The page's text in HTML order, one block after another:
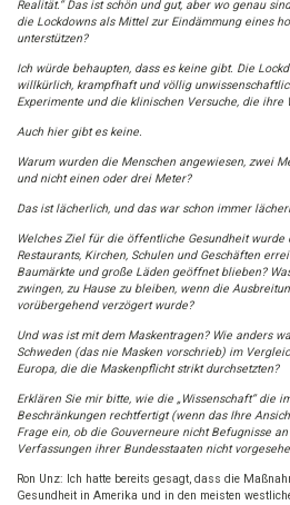
Realität.“ Das ist schön und gut, aber wo genau
die Lockdowns als Mittel zur Eindämmung eines
unterstützen?
Ich würde behaupten, dass es keine gibt. Die
willkürlich, krampfhaft und völlig
Experimente und die klinischen Versuche, die ihre
Auch hier gibt es keine.
Warum wurden die Menschen angewiesen, zwei
und nicht einen oder drei Meter?
Das ist lächerlich, und das war schon immer
Welches Ziel für die öffentliche Gesundheit wurde
Restaurants, Kirchen, Schulen und Geschäften
Baumärkte und große Läden geöffnet blieben?
zwingen, zu Hause zu bleiben, wenn die
vorübergehend verzögert wurde?
Und was ist mit dem Maskentragen? Wie anders
Schweden (das nie Masken vorschrieb) im
Europa, die die Maskenpflicht strikt durchsetzten?
Erklären Sie mir bitte, wie die „Wissenschaft“ die
Beschränkungen rechtfertigt (wenn das Ihre
Frage ein, ob die Gouverneure nicht Befugnisse
Verfassungen ihrer Bundesstaaten nicht
Ron Unz: Ich hatte bereits gesagt, dass die
Gesundheit in Amerika und in den meisten